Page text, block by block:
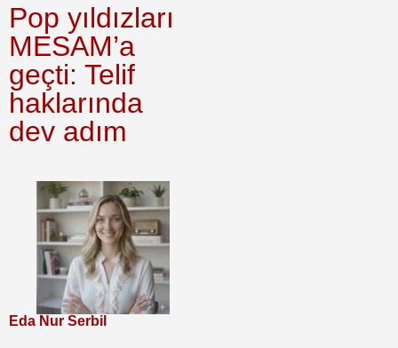
Pop yıldızları
MESAM’a
geçti: Telif
haklarında
dev adım
Eda Nur Serbil